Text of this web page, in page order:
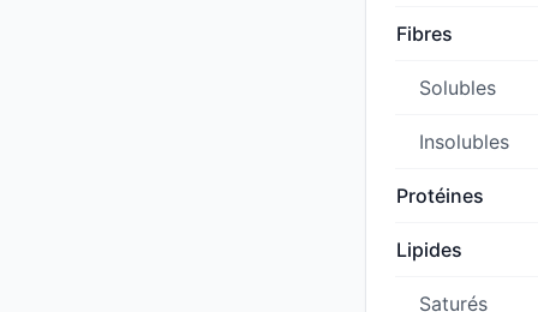
Fibres
Solubles
Insolubles
Protéines
Lipides
Saturés